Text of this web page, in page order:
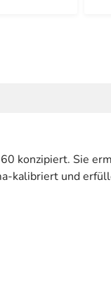
konzipiert. Sie
kalibriert und